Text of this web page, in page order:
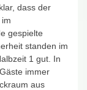
dass der
gespielte
standen im
1 gut. In
immer
aus